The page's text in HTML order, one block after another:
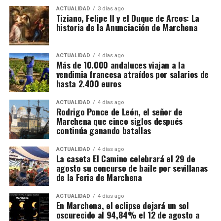
Primera parada: La Plaza Ducal y
las coplas centenarias
Ubicación: Plaza Ducal
LaPlaza Ducal fue durante décadas el centro
neurálgico de las festividades carnavalescas. Allí se
reunían los vecinos para escuchar coplas satíricas,
muchas de ellas aún recordadas por las personas
mayores del pueblo.Esperanza Romero Carmona
quien nació en 1930, recordó haber escuchado en esta
La programación familiar tendrá uno de sus puntos
fuertes el viernes 19 de diciembre con el tributo
musical “La Sirenita”, que se representará a las 17:30
horas en el Auditorio Pepe Marchena. El
espectáculo, de gran formato, tiene un precio
simbólico de 2 euros y las entradas se ponen a la
venta en el Complejo Terapéutico a partir del jueves
11 de diciembre a las 17:00 horas, hasta agotar
localidades.
El sábado 20 de diciembre, a las 20:00 horas, la
Iglesia de Santo Domingo acogerá el tradicional
concierto de Navidad de la Coral Juan Navarro, con
la colaboración del Ayuntamiento.
El domingo 21 de diciembre será el turno de la Ruta
tablero emocional entre el dolor y la carcajada.
(montaje original): Asunción Sanz, Mercedes Bernal
y Alba Suárez. La producción sumanominaciones a
los Premios Escenarios de Sevilla 2024
ACTUALIDAD 3 días ago
Tiziano, Felipe II y el Duque de Arcos: La
historia de la Anunciación de Marchena
ACTUALIDAD 4 días ago
Más de 10.000 andaluces viajan a la
vendimia francesa atraídos por salarios de
hasta 2.400 euros
ACTUALIDAD 4 días ago
Rodrigo Ponce de León, el señor de
Marchena que cinco siglos después
continúa ganando batallas
ACTUALIDAD 4 días ago
La caseta El Camino celebrará el 29 de
agosto su concurso de baile por sevillanas
de la Feria de Marchena
ACTUALIDAD 4 días ago
En Marchena, el eclipse dejará un sol
oscurecido al 94,84% el 12 de agosto a